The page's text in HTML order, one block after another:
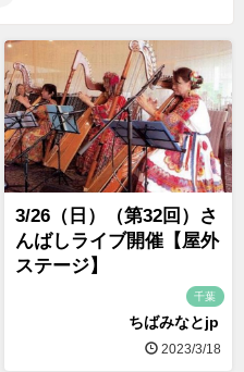
3/26（日）（第32回）さ
んばしライブ開催【屋外
ステージ】
千葉
ちばみなとjp
2023/3/18